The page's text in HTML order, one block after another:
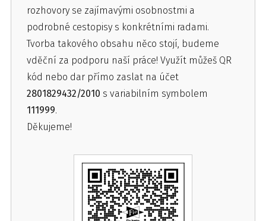
rozhovory se zajímavými osobnostmi a
podrobné cestopisy s konkrétními radami.
Tvorba takového obsahu něco stojí, budeme
vděční za podporu naší práce! Využít můžeš QR
kód nebo dar přímo zaslat na účet
2801829432/2010 s variabilním symbolem
111999.
Děkujeme!